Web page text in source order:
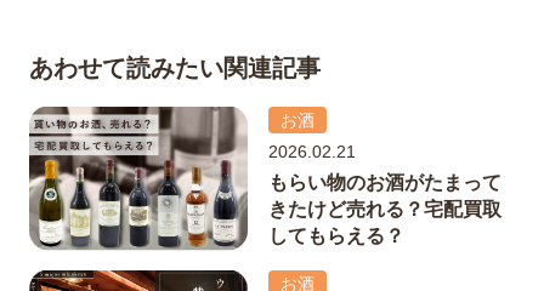
あわせて読みたい関連記事
お酒
2026.02.21
もらい物のお酒がたまって
きたけど売れる？宅配買取
してもらえる？
お酒